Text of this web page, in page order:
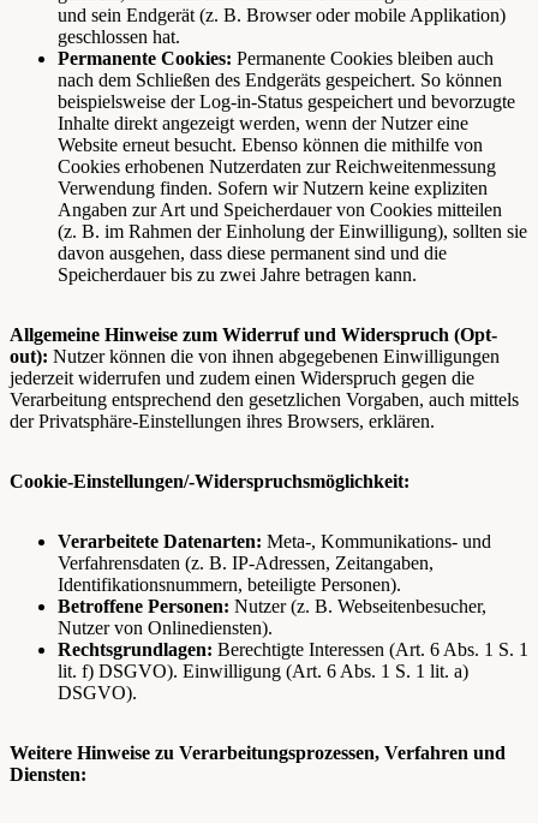
und sein Endgerät (z. B. Browser oder mobile Applikation)
geschlossen hat.
Permanente Cookies: Permanente Cookies bleiben auch
nach dem Schließen des Endgeräts gespeichert. So können
beispielsweise der Log-in-Status gespeichert und bevorzugte
Inhalte direkt angezeigt werden, wenn der Nutzer eine
Website erneut besucht. Ebenso können die mithilfe von
Cookies erhobenen Nutzerdaten zur Reichweitenmessung
Verwendung finden. Sofern wir Nutzern keine expliziten
Angaben zur Art und Speicherdauer von Cookies mitteilen
(z. B. im Rahmen der Einholung der Einwilligung), sollten sie
davon ausgehen, dass diese permanent sind und die
Speicherdauer bis zu zwei Jahre betragen kann.
Allgemeine Hinweise zum Widerruf und Widerspruch (Opt-
out): Nutzer können die von ihnen abgegebenen Einwilligungen
jederzeit widerrufen und zudem einen Widerspruch gegen die
Verarbeitung entsprechend den gesetzlichen Vorgaben, auch mittels
der Privatsphäre-Einstellungen ihres Browsers, erklären.
Cookie-Einstellungen/-Widerspruchsmöglichkeit:
Verarbeitete Datenarten: Meta-, Kommunikations- und
Verfahrensdaten (z. B. IP-Adressen, Zeitangaben,
Identifikationsnummern, beteiligte Personen).
Betroffene Personen: Nutzer (z. B. Webseitenbesucher,
Nutzer von Onlinediensten).
Rechtsgrundlagen: Berechtigte Interessen (Art. 6 Abs. 1 S. 1
lit. f) DSGVO). Einwilligung (Art. 6 Abs. 1 S. 1 lit. a)
DSGVO).
Weitere Hinweise zu Verarbeitungsprozessen, Verfahren und
Diensten: